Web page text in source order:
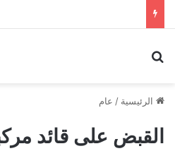
الرئيسية / عام
القبض على قائد